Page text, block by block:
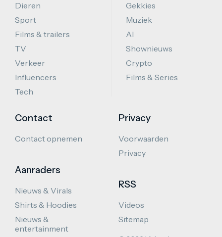
Dieren
Sport
Films & trailers
TV
Verkeer
Influencers
Tech
Gekkies
Muziek
AI
Shownieuws
Crypto
Films & Series
Contact
Contact opnemen
Aanraders
Nieuws & Virals
Shirts & Hoodies
Nieuws &
entertainment
Privacy
Voorwaarden
Privacy
RSS
Videos
Sitemap